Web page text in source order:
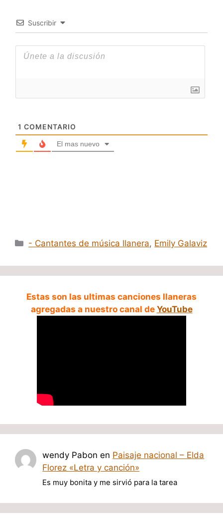
Suscribir
1 COMENTARIO
El mas nuevo
Categorías
- Cantantes de música llanera, Emily Galaviz
Estas son las ultimas canciones llaneras
agregadas a nuestro canal de YouTube
wendy Pabon en Paisaje nacional – Elda
Florez «Letra y canción»
Es muy bonita y me sirvió para la tarea